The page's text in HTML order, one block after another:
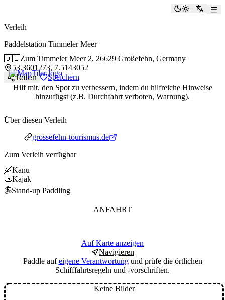
Zu
Verleih
Paddelstation Timmeler Meer
🇩🇪Zum Timmeler Meer 2, 26629 Großefehn, Germany
53.3601273, 7.5143052
Teilen
Speichern
Hilf mit, den Spot zu verbessern, indem du hilfreiche Hinweise
hinzufügst (z.B. Durchfahrt verboten, Warnung).
Über diesen Verleih
Webseitegrossefehn-tourismus.de
Zum Verleih verfügbar
🛶Kanu
🚣Kajak
🏄Stand-up Paddling
ANFAHRT
Auf Karte anzeigen
Navigieren
Paddle aufeigene Verantwortungund prüfe die örtlichen
Schifffahrtsregeln und -vorschriften.
Keine Bilder